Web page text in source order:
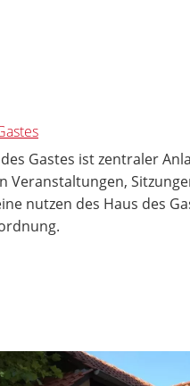
Gastes ist zentraler
Veranstaltungen,
nutzen des Haus des